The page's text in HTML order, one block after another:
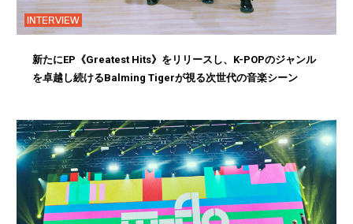
INTERVIEW
新たにEP《Greatest Hits》をリリースし、K-POPのジャンル
を卓越し続けるBalming Tigerが視る次世代の音楽シーン